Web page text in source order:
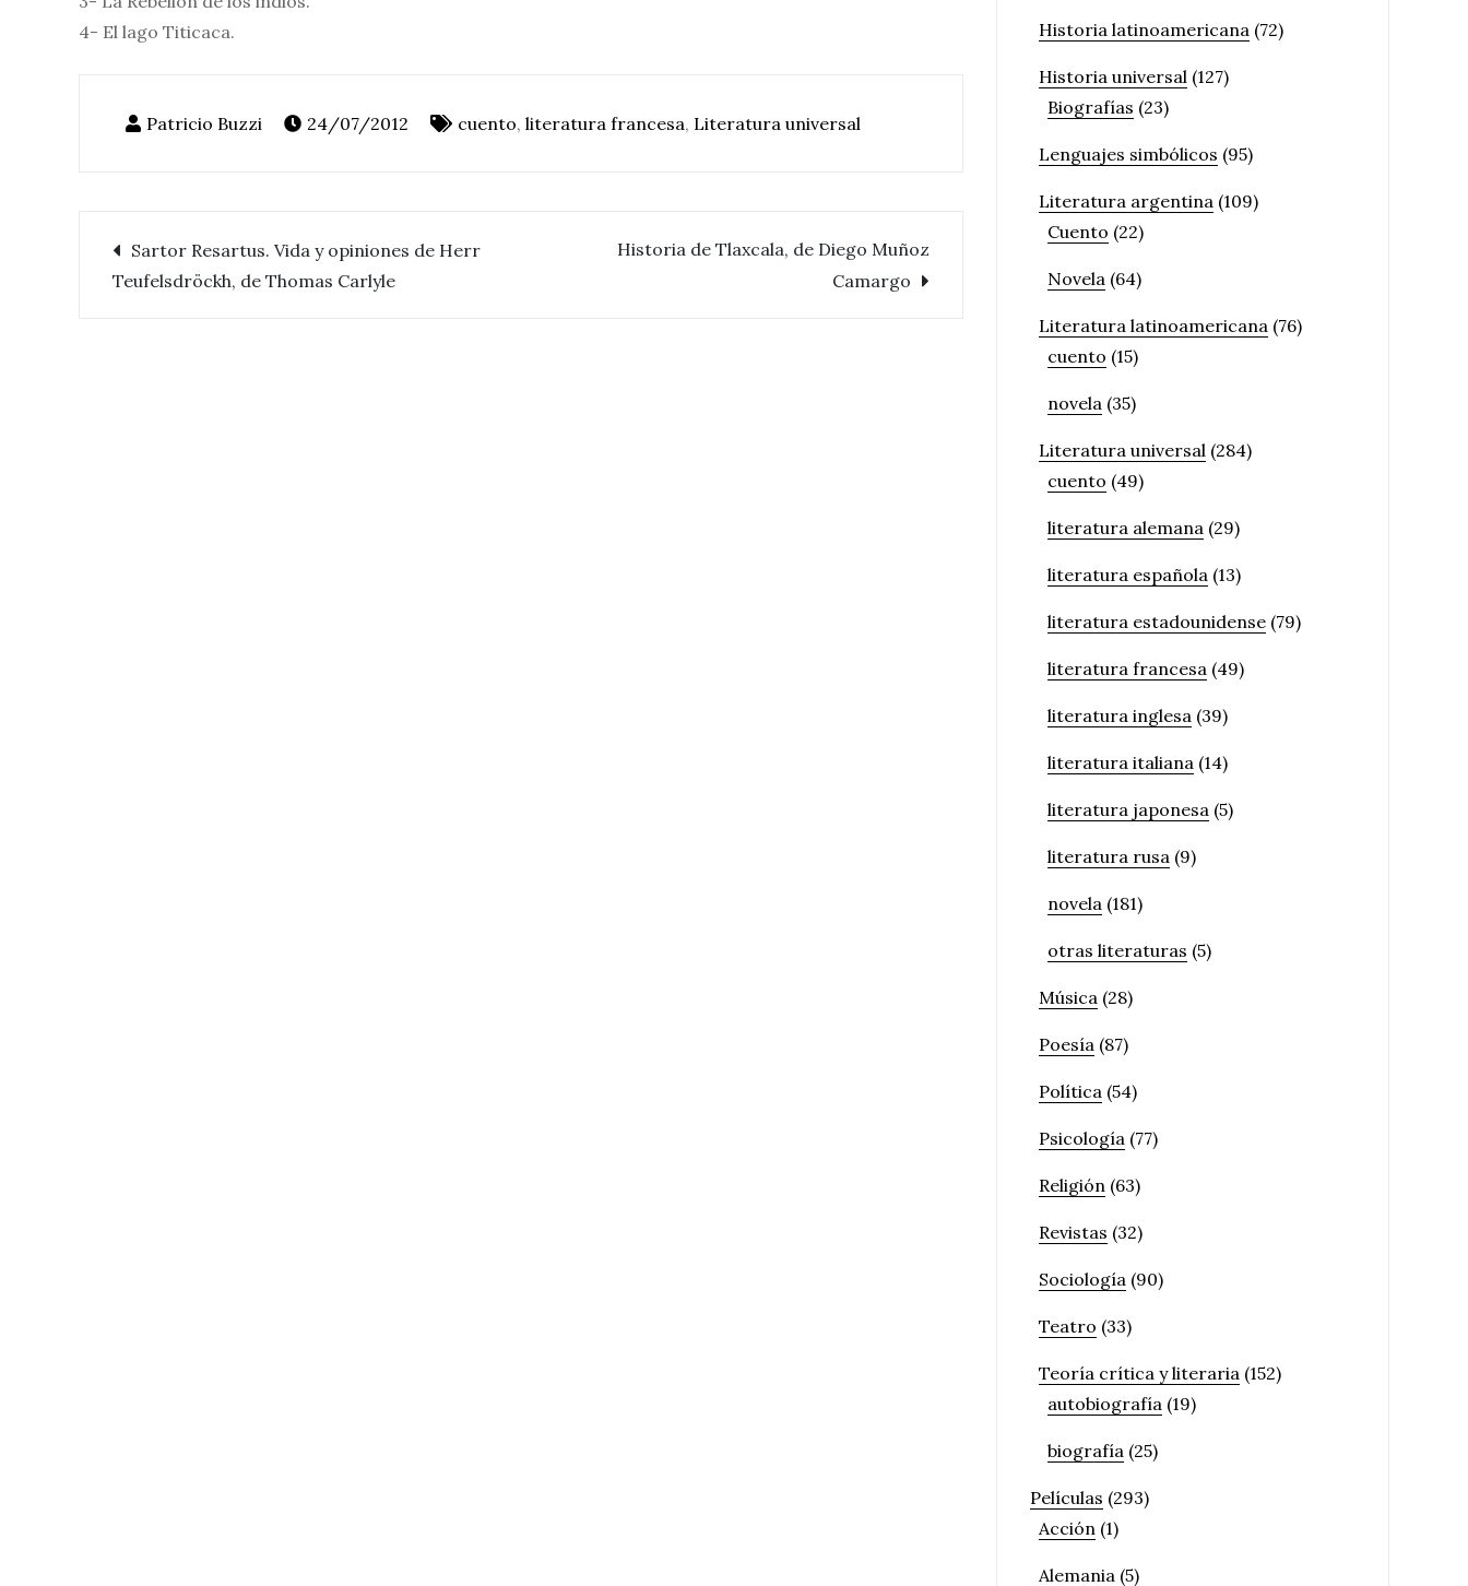
4- El lago Titicaca.
24/07/2012 cuento, literatura francesa, Literatura universal
Navegación
Sartor Resartus. Vida y opiniones de Herr
Teufelsdröckh, de Thomas Carlyle
Historia de Tlaxcala, de Diego Muñoz
Camargo
Historia latinoamericana (72)
Historia universal (127)
Biografías (23)
Lenguajes simbólicos (95)
Literatura argentina (109)
Cuento (22)
Novela (64)
Literatura latinoamericana (76)
cuento (15)
novela (35)
Literatura universal (284)
cuento (49)
literatura alemana (29)
literatura española (13)
literatura estadounidense (79)
literatura francesa (49)
literatura inglesa (39)
literatura italiana (14)
literatura japonesa (5)
literatura rusa (9)
novela (181)
otras literaturas (5)
Música (28)
Poesía (87)
Política (54)
Psicología (77)
Religión (63)
Revistas (32)
Sociología (90)
Teatro (33)
Teoría crítica y literaria (152)
autobiografía (19)
biografía (25)
Películas (293)
Acción (1)
Alemania (5)